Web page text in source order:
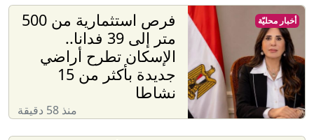
فرص استثمارية من 500
متر إلى 39 فدانا..
الإسكان تطرح أراضي
جديدة بأكثر من 15
نشاطا
منذ 58 دقيقة
أخبار محليّة